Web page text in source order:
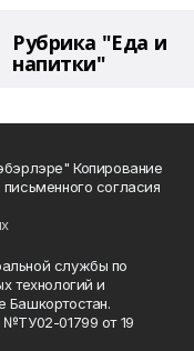
Рубрика "Еда и
напитки"
Копирование
согласия
службы по
технологий и
Башкортостан.
01799 от 19